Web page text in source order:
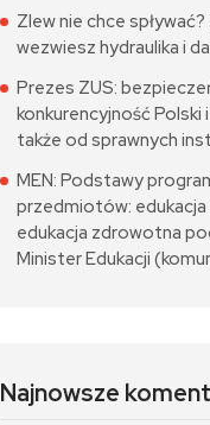
Zlew nie chce
wezwiesz hydraulika i
Prezes ZUS:
konkurencyjność Polski
także od sprawnych
MEN: Podstawy
przedmiotów:
edukacja zdrowotna
Minister Edukacji
Najnowsze